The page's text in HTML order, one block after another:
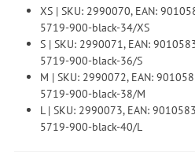
XS | SKU: 2990070, EAN:
5719-900-black-34/XS
S | SKU: 2990071, EAN:
5719-900-black-36/S
M | SKU: 2990072, EAN:
5719-900-black-38/M
L | SKU: 2990073, EAN:
5719-900-black-40/L